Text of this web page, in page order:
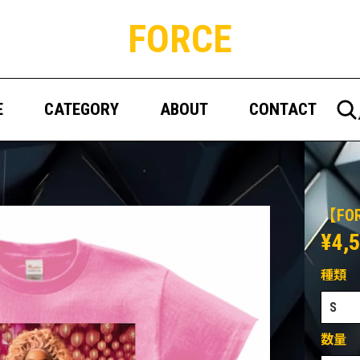
FORCE
CATEGORY ABOUT CONTACT
【
種類
数量